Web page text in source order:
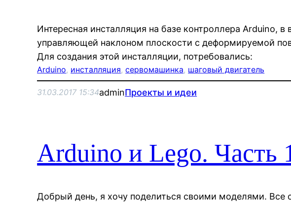
Интересная инсталляция на базе контроллера Arduino, в
управляющей наклоном плоскости с деформируемой
Для создания этой инсталляции, потребовались:
Arduino, инсталляция, сервомашинка, шаговый двигатель
31.03.2017 15:34adminПроекты и идеи
Arduino и Lego. Часть
Добрый день, я хочу поделиться своими моделями. Все